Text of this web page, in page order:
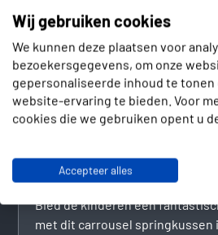
Verder met bestellen
Beschrijving
Een fantastische dag vol met
Bied de kinderen een
met dit carrousel springkussen
Wij gebruiken cookies
We kunnen deze plaatsen voor
bezoekersgegevens, om onze
gepersonaliseerde inhoud te tonen
website-ervaring te bieden. Voor
cookies die we gebruiken opent u
Accepteer alles